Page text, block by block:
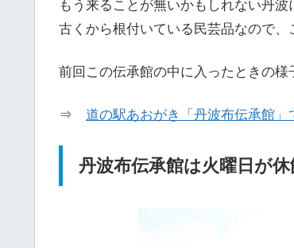
もう来ることが無いかもしれない丹波
古くから根付いている民芸品なので、
前回この伝承館の中に入ったときの様
⇒ 道の駅あおがき「丹波布伝承館」
丹波布伝承館は火曜日が休